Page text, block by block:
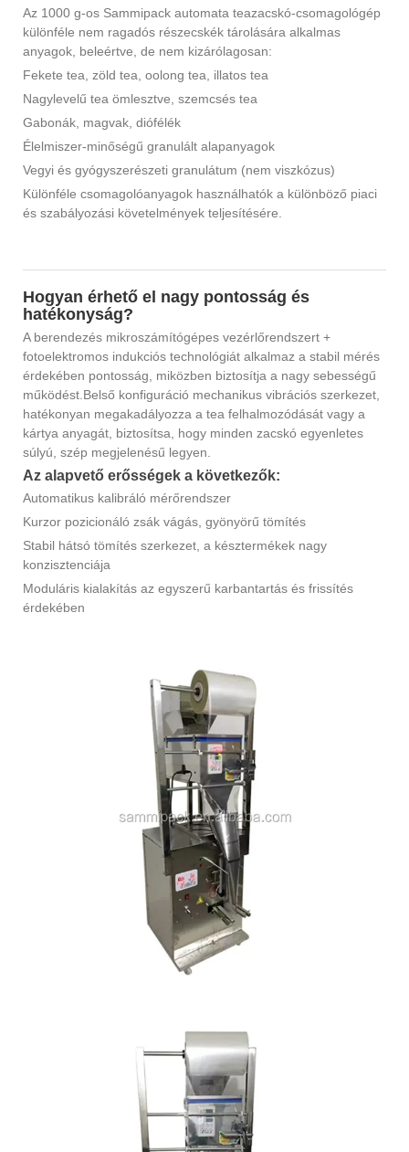
Az 1000 g-os Sammipack automata teazacskó-csomagológép
különféle nem ragadós részecskék tárolására alkalmas
anyagok, beleértve, de nem kizárólagosan:
Fekete tea, zöld tea, oolong tea, illatos tea
Nagylevelű tea ömlesztve, szemcsés tea
Gabonák, magvak, diófélék
Élelmiszer-minőségű granulált alapanyagok
Vegyi és gyógyszerészeti granulátum (nem viszkózus)
Különféle csomagolóanyagok használhatók a különböző piaci
és szabályozási követelmények teljesítésére.
Hogyan érhető el nagy pontosság és
hatékonyság?
A berendezés mikroszámítógépes vezérlőrendszert +
fotoelektromos indukciós technológiát alkalmaz a stabil mérés
érdekében pontosság, miközben biztosítja a nagy sebességű
működést.Belső konfiguráció mechanikus vibrációs szerkezet,
hatékonyan megakadályozza a tea felhalmozódását vagy a
kártya anyagát, biztosítsa, hogy minden zacskó egyenletes
súlyú, szép megjelenésű legyen.
Az alapvető erősségek a következők:
Automatikus kalibráló mérőrendszer
Kurzor pozicionáló zsák vágás, gyönyörű tömítés
Stabil hátsó tömítés szerkezet, a késztermékek nagy
konzisztenciája
Moduláris kialakítás az egyszerű karbantartás és frissítés
érdekében